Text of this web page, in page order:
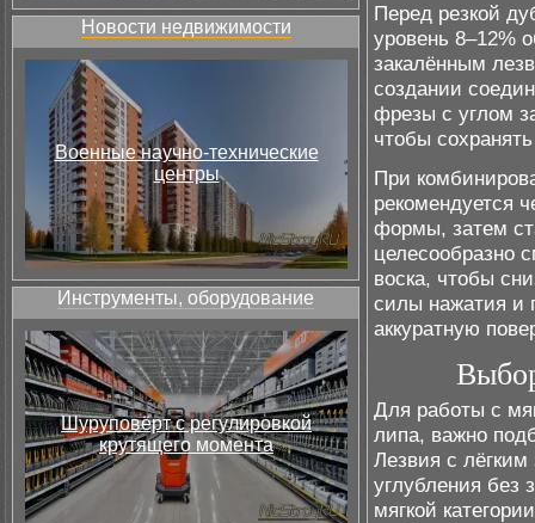
Новости недвижимости
Военные научно-технические
центры
Инструменты, оборудование
Шуруповёрт с регулировкой
крутящего момента
Перед резкой
уровень 8–12%
закалённым
создании
фрезы с углом
чтобы
При
рекомендуется
формы, затем
целесообразно
воска, чтобы
силы нажатия и
аккуратную
Для работы с
липа, важно
Лезвия с
углубления без
мягкой